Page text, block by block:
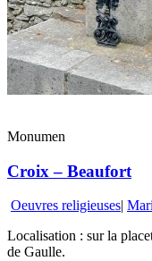
Monumen
Croix – Beaufort
Oeuvres religieuses|
Localisation : sur la
de Gaulle.